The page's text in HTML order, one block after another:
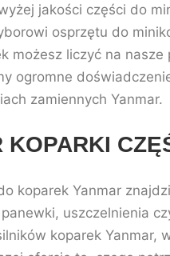
jakości części do
osprzętu do
możesz liczyć na
ogromne
zamiennych Yanmar.
KOPARKI
koparek Yanmar
uszczelnienia
koparek Yanmar,